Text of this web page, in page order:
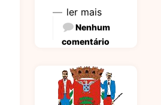
ler mais
Nenhum
comentário